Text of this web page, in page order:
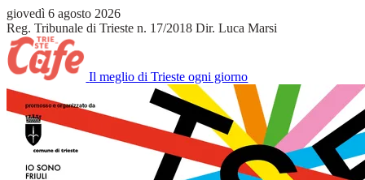
giovedì 6 agosto 2026
Reg. Tribunale di Trieste n. 17/2018 Dir. Luca Marsi
Il meglio di Trieste ogni giorno